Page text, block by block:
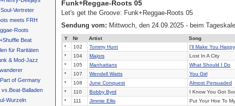
Funk+Reggae-Roots 05
Let's get the Groove: Funk+Reggae-Roots 05
Sendung vom: Mittwoch, den 24.09.2025 - beim
Y Nr Artist Song
*
102 Tommy Hunt I'll Make You Happy
*
104 Majors Lost In A City
*
105 Manhattans What Should I Do
*
107 Wendell Watts You Girl
*
108 June Conquest Almost Persuaded
*
110 Bobby Byrd I Know You Got
*
111 Jimmie Ellis Put Your Hoe To
Vertreter
meets FRH
Roots
Beat
für Raritäten
& Mod-Jazz
of Germany
vs.Beat-Balladen
Wurzeln